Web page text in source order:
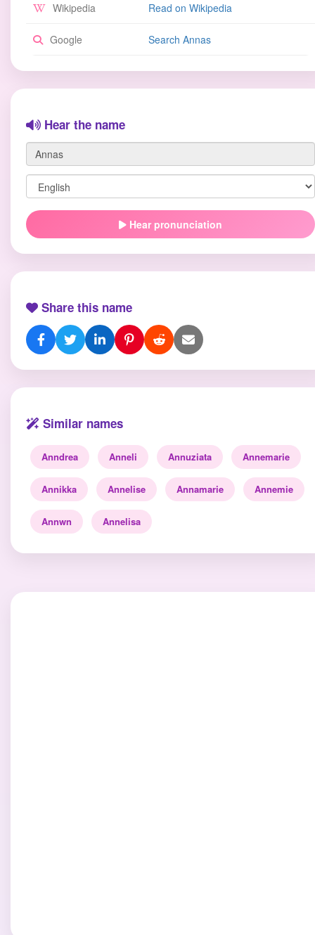
Wikipedia Read on Wikipedia
Google Search Annas
Hear the name
Hear pronunciation
Share this name
Similar names
Anndrea Anneli Annuziata Annemarie
Annikka Annelise Annamarie Annemie
Annwn Annelisa